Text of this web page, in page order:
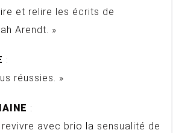
et relire les écrits de
Arendt. »
:
réussies. »
:
avec brio la sensualité de